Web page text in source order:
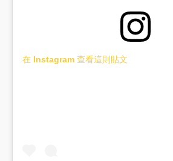
在 Instagram 查看這則貼文